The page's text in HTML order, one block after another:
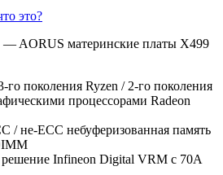
это?
AORUS материнские платы X499
поколения Ryzen / 2-го поколения
процессорами Radeon
/ не-ECC небуферизованная память
Infineon Digital VRM с 70A